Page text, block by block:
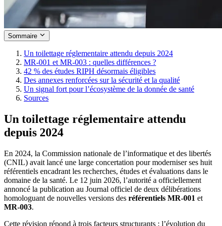
Sommaire
Un toilettage réglementaire attendu depuis 2024
MR-001 et MR-003 : quelles différences ?
42 % des études RIPH désormais éligibles
Des annexes renforcées sur la sécurité et la qualité
Un signal fort pour l’écosystème de la donnée de santé
Sources
Un toilettage réglementaire attendu
depuis 2024
En 2024, la Commission nationale de l’informatique et des libertés
(CNIL) avait lancé une large concertation pour moderniser ses huit
référentiels encadrant les recherches, études et évaluations dans le
domaine de la santé. Le 12 juin 2026, l’autorité a officiellement
annoncé la publication au Journal officiel de deux délibérations
homologuant de nouvelles versions des référentiels MR-001 et
MR-003.
Cette révision répond à trois facteurs structurants : l’évolution du